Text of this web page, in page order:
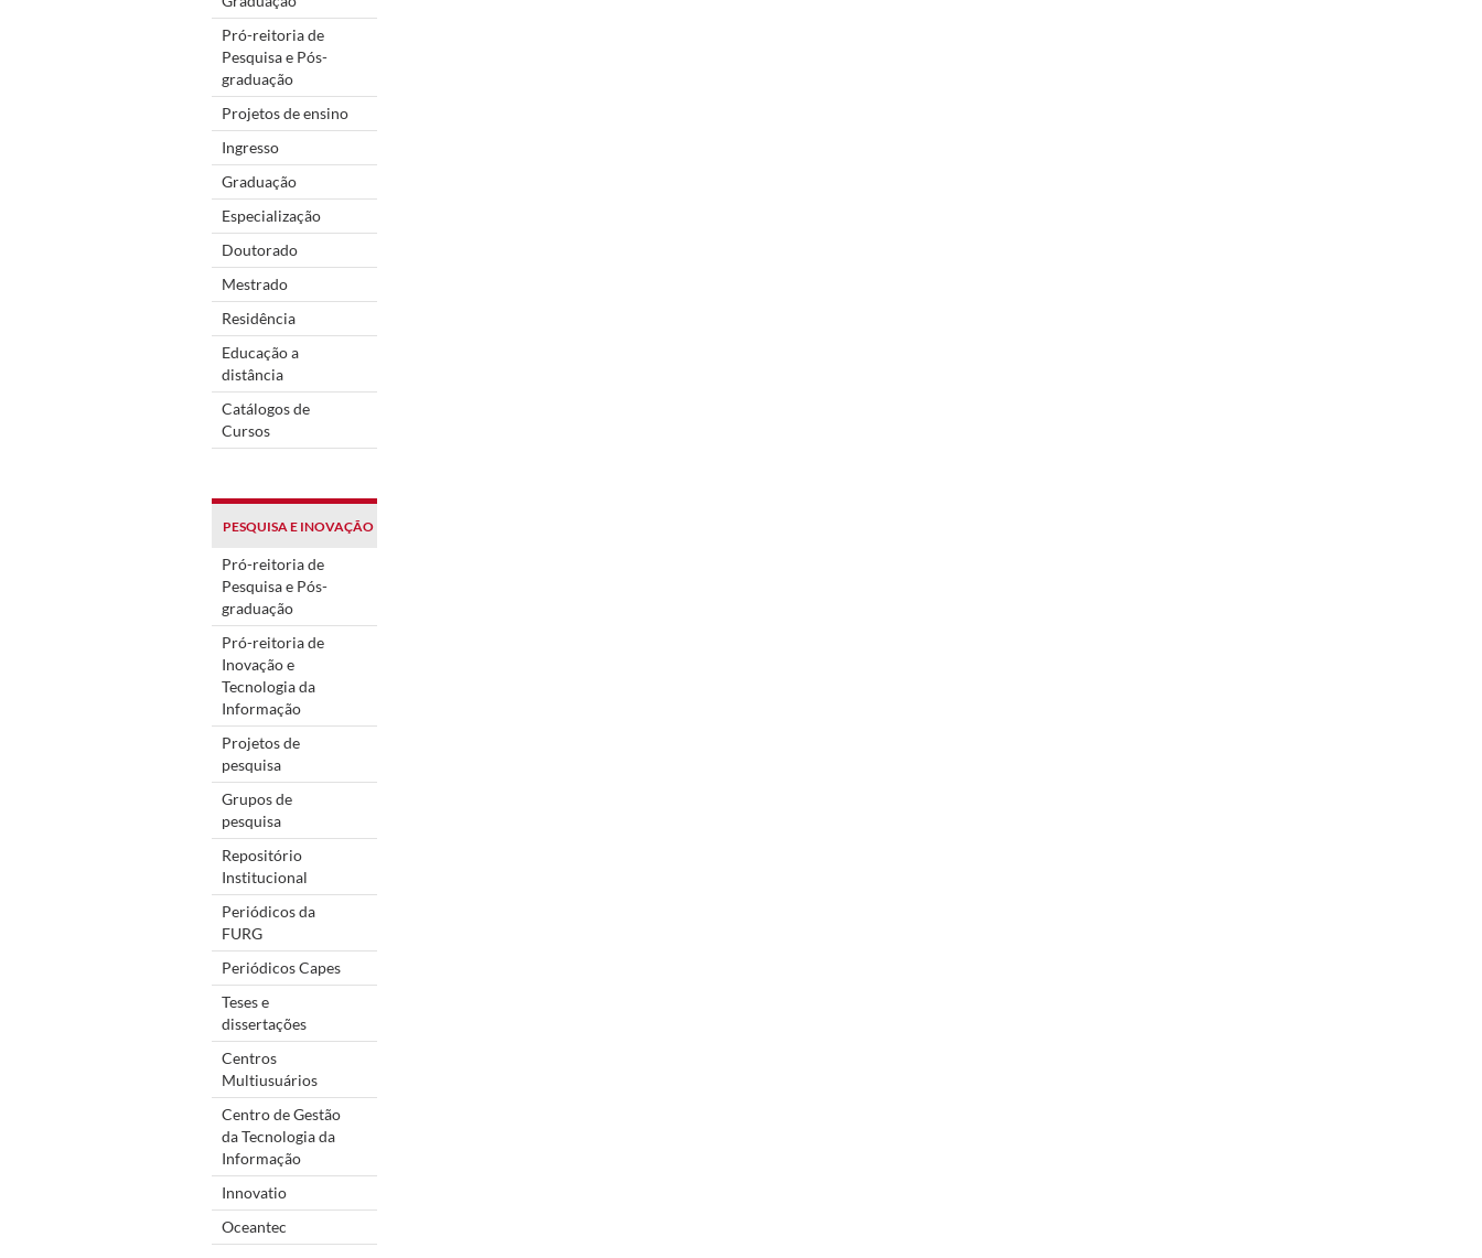
Pró-reitoria de
Pesquisa e Pós-
graduação
Projetos de ensino
Ingresso
Graduação
Especialização
Doutorado
Mestrado
Residência
Educação a
distância
Catálogos de
Cursos
PESQUISA E INOVAÇÃO
Pró-reitoria de
Pesquisa e Pós-
graduação
Pró-reitoria de
Inovação e
Tecnologia da
Informação
Projetos de
pesquisa
Grupos de
pesquisa
Repositório
Institucional
Periódicos da
FURG
Periódicos Capes
Teses e
dissertações
Centros
Multiusuários
Centro de Gestão
da Tecnologia da
Informação
Innovatio
Oceantec